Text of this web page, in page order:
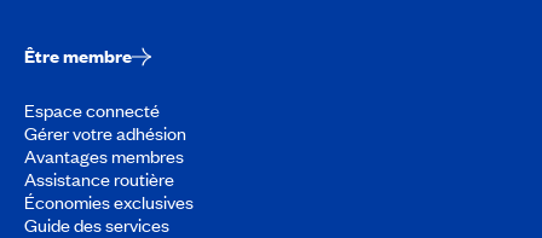
Être membre
Espace connecté
Gérer votre adhésion
Avantages membres
Assistance routière
Économies exclusives
Guide des services